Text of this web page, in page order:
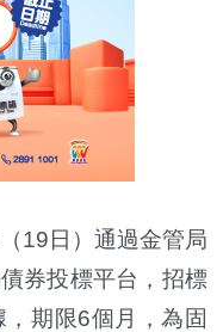
19日）通過金管局
券投標平台，招標
期限6個月，為固